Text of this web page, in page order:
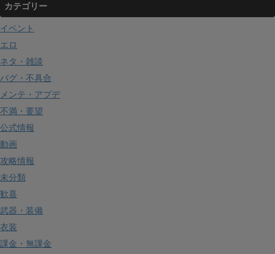
カテゴリー
イベント
エロ
ネタ・雑談
バグ・不具合
メンテ・アプデ
不満・要望
公式情報
動画
攻略情報
未分類
歓喜
武器・装備
衣装
課金・無課金